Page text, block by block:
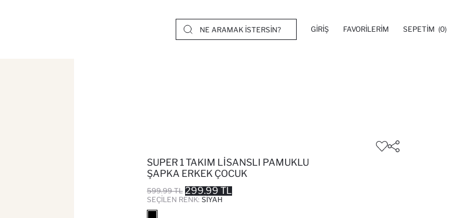
GIRIŞ FAVORILERIM SEPETIM (0)
SUPER 1 TAKIM LISANSLI PAMUKLU
ŞAPKA ERKEK ÇOCUK
599.99 TL 299.99 TL
SEÇILEN RENK: SIYAH